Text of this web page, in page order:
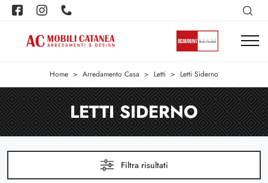
Home > Arredamento Casa > Letti > Letti Siderno
LETTI SIDERNO
Filtra risultati